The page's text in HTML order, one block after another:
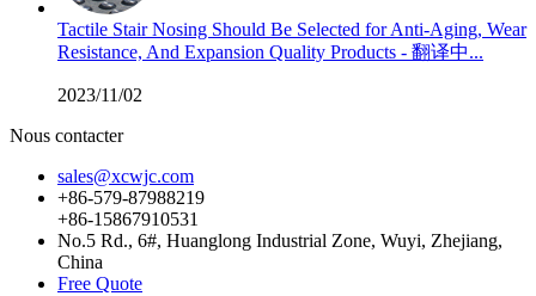
Tactile Stair Nosing Should Be Selected for Anti-Aging, Wear
Resistance, And Expansion Quality Products - 翻译中...
2023/11/02
Nous contacter
sales@xcwjc.com
+86-579-87988219
+86-15867910531
No.5 Rd., 6#, Huanglong Industrial Zone, Wuyi, Zhejiang,
China
Free Quote